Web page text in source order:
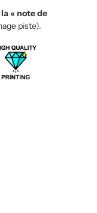
« note de
piste).